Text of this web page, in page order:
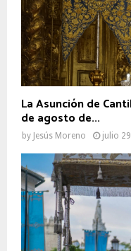
La Asunción de
de agosto de...
by Jesús Moreno julio